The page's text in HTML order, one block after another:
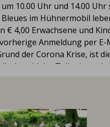
10.00 Uhr und 14.00
im Hühnermobil
4,00 Erwachsene und
Anmeldung per E-
der Corona Krise, ist
Anzahl der Teilnehmer